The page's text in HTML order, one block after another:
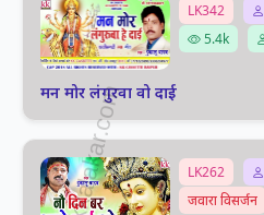
LK342
5.4k
मन मोर लंगुरवा वो दाई
LK262
जवारा विसर्जन